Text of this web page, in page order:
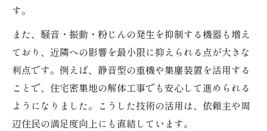
ト
解体工事の見積もりに現れる京都市の技術
京都市の解体業者選定で費用を抑える方法
最新技術がもたらすコストバランスの最適
す。
また、騒音・振動・粉じんの発生を抑制する機器も増え
ており、近隣への影響を最小限に抑えられる点が大きな
利点です。例えば、静音型の重機や集塵装置を活用する
ことで、住宅密集地の解体工事でも安心して進められる
ようになりました。こうした技術の活用は、依頼主や周
辺住民の満足度向上にも直結しています。